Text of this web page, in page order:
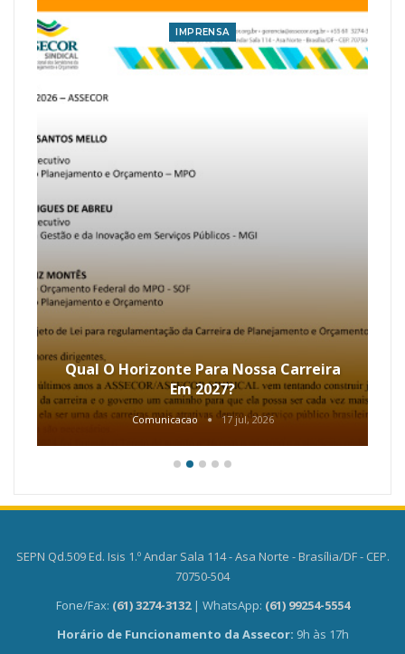
IMPRENSA
Qual O Horizonte Para Nossa Carreira
Em 2027?
Comunicacao 17 jul, 2026
SEPN Qd.509 Ed. Isis 1.º Andar Sala 114 - Asa Norte - Brasília/DF - CEP.
70750-504
Fone/Fax: (61) 3274-3132 | WhatsApp: (61) 99254-5554
Horário de Funcionamento da Assecor: 9h às 17h